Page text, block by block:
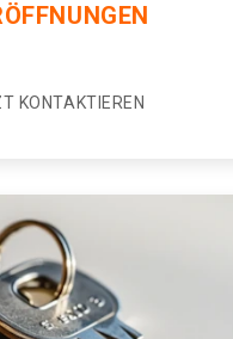
KONTAKTIEREN